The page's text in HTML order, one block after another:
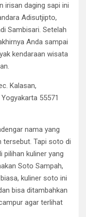
irisan daging sapi ini
Adisutjipto,
Sambisari. Setelah
Anda sampai
kendaraan wisata
Kalasan,
55571
nama yang
tersebut. Tapi soto di
pilihan kuliner yang
Soto Sampah,
kuliner soto ini
bisa ditambahkan
agar terlihat